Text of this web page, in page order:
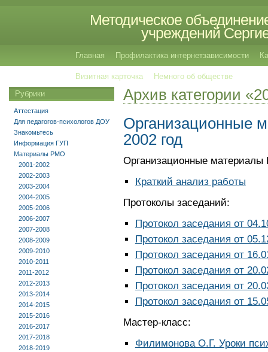
Методическое
учреждений
Главная Профилактика интернетзависимости
Визитная карточка Немного об обществе
Архив категории
Организационные
2002 год
Организационные материалы
Краткий анализ работы
Протоколы заседаний:
Протокол заседания от
Протокол заседания от
Протокол заседания от
Протокол заседания от
Протокол заседания от
Протокол заседания от
Мастер-класс:
Филимонова О.Г. Уроки
Рубрики
Аттестация
Для педагогов-психологов ДОУ
Знакомьтесь
Информация ГУП
Материалы РМО
2001-2002
2002-2003
2003-2004
2004-2005
2005-2006
2006-2007
2007-2008
2008-2009
2009-2010
2010-2011
2011-2012
2012-2013
2013-2014
2014-2015
2015-2016
2016-2017
2017-2018
2018-2019